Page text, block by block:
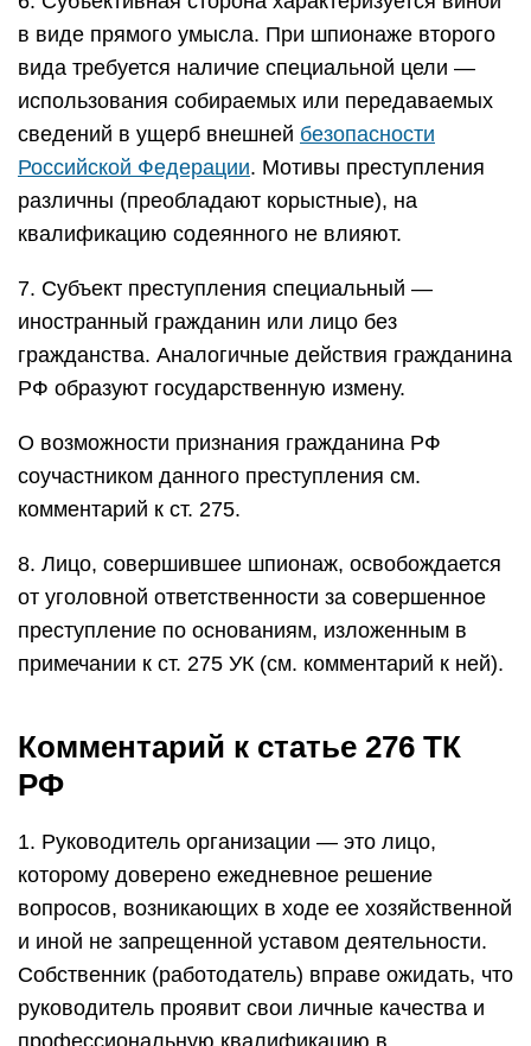
в виде прямого умысла. При шпионаже второго
вида требуется наличие специальной цели —
использования собираемых или передаваемых
сведений в ущерб внешней безопасности
Российской Федерации. Мотивы преступления
различны (преобладают корыстные), на
квалификацию содеянного не влияют.
7. Субъект преступления специальный —
иностранный гражданин или лицо без
гражданства. Аналогичные действия гражданина
РФ образуют государственную измену.
О возможности признания гражданина РФ
соучастником данного преступления см.
комментарий к ст. 275.
8. Лицо, совершившее шпионаж, освобождается
от уголовной ответственности за совершенное
преступление по основаниям, изложенным в
примечании к ст. 275 УК (см. комментарий к ней).
Комментарий к статье 276 ТК
РФ
1. Руководитель организации — это лицо,
которому доверено ежедневное решение
вопросов, возникающих в ходе ее хозяйственной
и иной не запрещенной уставом деятельности.
Собственник (работодатель) вправе ожидать, что
руководитель проявит свои личные качества и
профессиональную квалификацию в